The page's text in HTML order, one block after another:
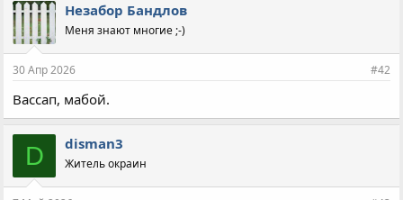
Незабор Бандлов
Меня знают многие ;-)
30 Апр 2026 #42
Вассап, мабой.
D disman3
Житель окраин